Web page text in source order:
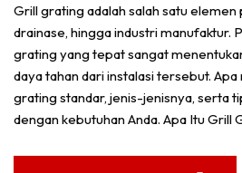
Grill grating adalah salah satu
drainase, hingga industri manufaktur.
grating yang tepat sangat
daya tahan dari instalasi tersebut.
grating standar, jenis-jenisnya, serta
dengan kebutuhan Anda. Apa Itu